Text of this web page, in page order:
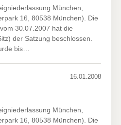
München,
16, 80538 München). Die
30.07.2007 hat die
der Satzung beschlossen.
bis…
16.01.2008
München,
16, 80538 München). Die